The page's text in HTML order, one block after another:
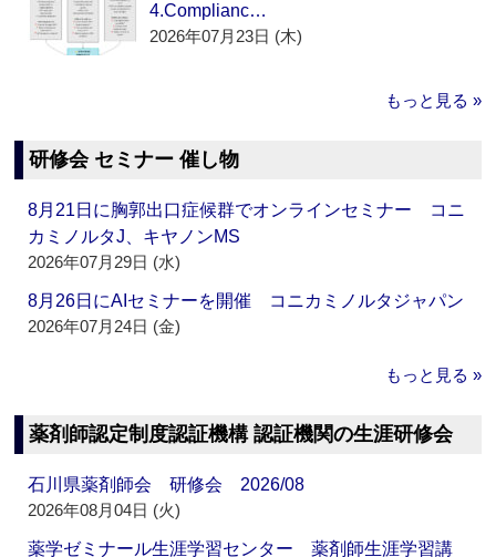
4.Complianc…
2026年07月23日 (木)
もっと見る »
研修会 セミナー 催し物
8月21日に胸郭出口症候群でオンラインセミナー コニ
カミノルタJ、キヤノンMS
2026年07月29日 (水)
8月26日にAIセミナーを開催 コニカミノルタジャパン
2026年07月24日 (金)
もっと見る »
薬剤師認定制度認証機構 認証機関の生涯研修会
石川県薬剤師会 研修会 2026/08
2026年08月04日 (火)
薬学ゼミナール生涯学習センター 薬剤師生涯学習講